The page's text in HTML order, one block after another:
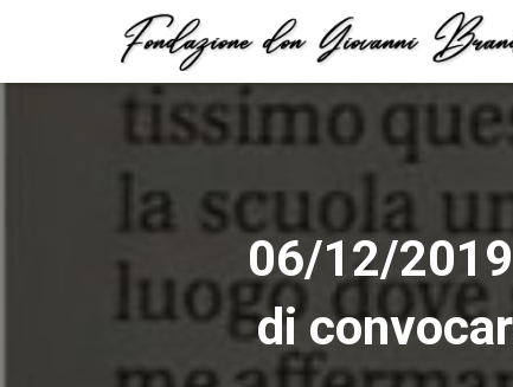
06/12/2019
di